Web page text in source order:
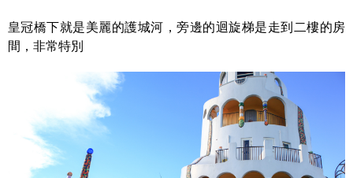
皇冠橋下就是美麗的護城河，旁邊的迴旋梯是走到二樓的房
間，非常特別